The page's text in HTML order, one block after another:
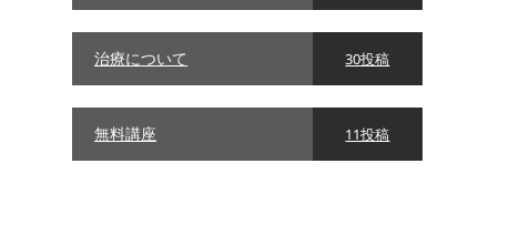
治療について 30投稿
無料講座 11投稿